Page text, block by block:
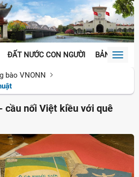
ĐẤT NƯỚC CON NGƯỜI BẢN SẮCToggle
bào VNONN
cầu nối Việt kiều với quê